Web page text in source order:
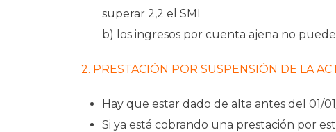
superar 2,2 el SMI
b) los ingresos por cuenta ajena no
2. PRESTACIÓN POR SUSPENSIÓN DE LA
Hay que estar dado de alta antes del 01/
Si ya está cobrando una prestación por